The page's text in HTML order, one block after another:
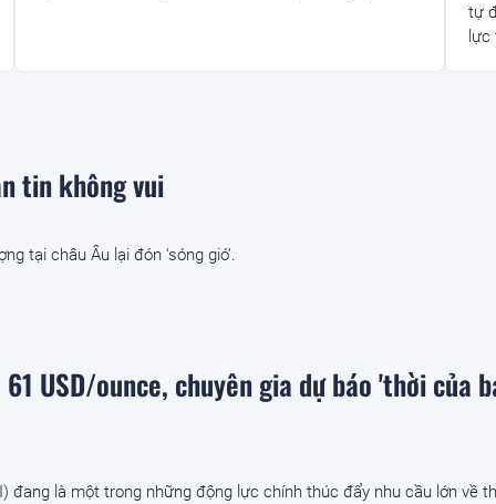
tự
tin không vui
tại châu Âu lại đón ‘sóng gió’.
USD/ounce, chuyên gia dự báo 'thời của
đang là một trong những động lực chính thúc đẩy nhu cầu lớn về